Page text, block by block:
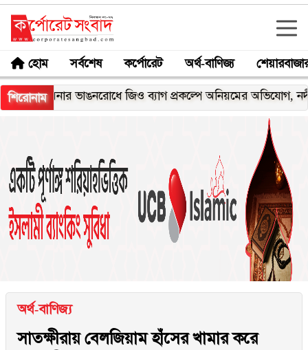
হোম সর্বশেষ কর্পোরেট অর্থ-বাণিজ্য
শিরোনামভাঙনরোধে জিও ব্যাগ প্রকল্পে অনিয়মের অভিযোগ, নদীরকূলে
অর্থ-বাণিজ্য
সাতক্ষীরায় বেলজিয়াম হাঁসের খামার করে